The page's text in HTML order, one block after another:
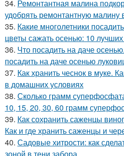
34. Ремонтантная малина
удобрять ремонтантную малину
35. Какие многолетники
цветы сажать осенью: 10
36. Что посадить на даче
посадить на даче осенью
37. Как хранить чеснок в муке.
в домашних условиях
38. Сколько грамм
10, 15, 20, 30, 60 грамм
39. Как сохранить саженцы
Как и где хранить саженцы и
40. Садовые хитрости: как